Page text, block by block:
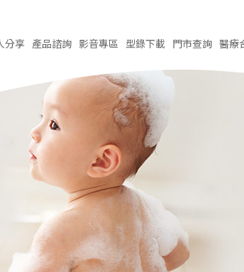
分享 產品諮詢 影音專區 型錄下載 門市查詢 醫療